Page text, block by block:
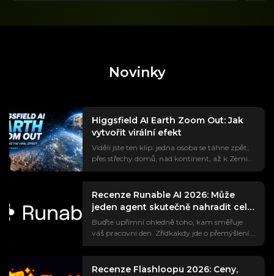
Novinky
Higgsfield AI Earth Zoom Out: Jak
vytvořit virální efekt
Viděli jste ten klip: jedna osoba se táhne zpět,
přes střechy domů, nad kontinent, až k Zemi
nasbíral přes miliardu zhlédnutí a většina z
nich je vytvořena pomocí Higgsfieldovy umělé
inteligence. Ale pokud jste to skutečně zkusili,
pravděpodobně jste narazili na části, které
každý tutoriál přeskakuje – placený přístup,
který se objeví uprostřed editace, výzva, která
vám místo skutečného zoomu poskytne
divný crossfade, nemožnost zaměřit se na
konkrétní místo a žádná ponětí, odkud se bere
Recenze Runable AI 2026: Může
jeden agent skutečně nahradit celý
váš stack nástrojů?
Buďte upřímní ohledně toho, kam směřuje
váš pracovní den. Zřídkakdy jde o přemýšlení.
Webflow a vaší schránkou, kdy se výstup
jednoho nástroje kopíruje do dalšího. Runable
Recenze Flashloopu 2026: Ceny,